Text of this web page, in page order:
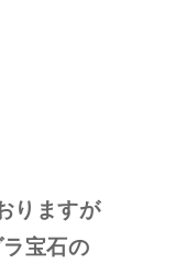
りますが
宝石の